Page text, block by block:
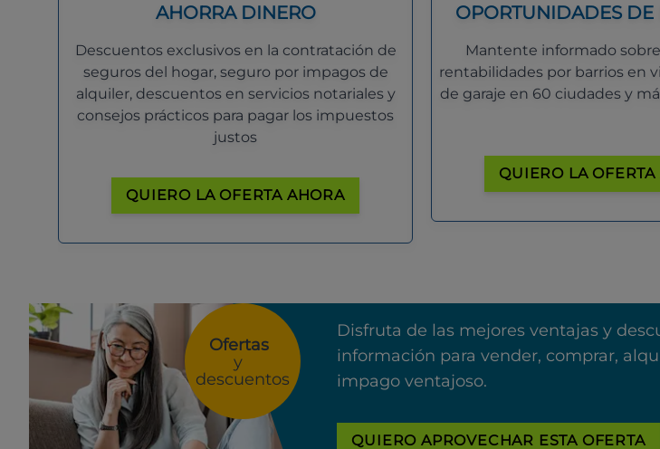
AHORRA DINERO
Descuentos exclusivos en la contratación de
seguros del hogar, seguro por impagos de
alquiler, descuentos en servicios notariales y
consejos prácticos para pagar los impuestos
justos
QUIERO LA OFERTA AHORA
OPORTUNIDADES DE
Mantente informado
rentabilidades por barrios en
de garaje en 60 ciudades y
QUIERO LA
Ofertas
y
descuentos
Disfruta de las mejores ventajas y
información para vender, comprar,
impago ventajoso.
QUIERO APROVECHAR ESTA OFERTA